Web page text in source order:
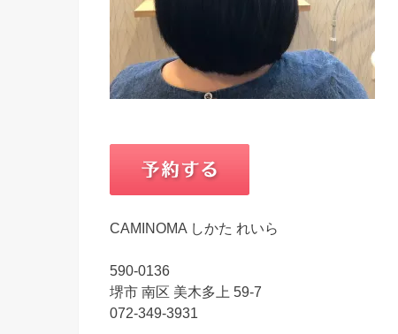
CAMINOMA しかた れいら
590-0136
堺市 南区 美木多上 59-7
072-349-3931